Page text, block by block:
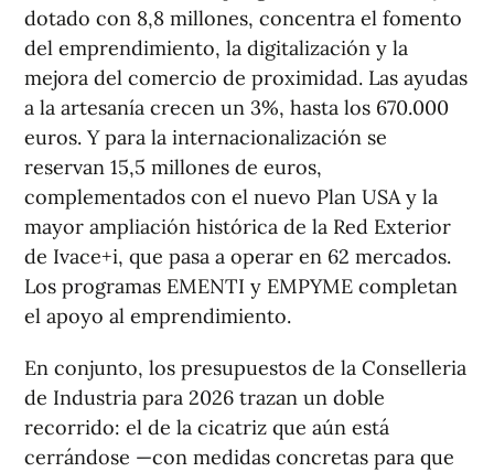
dotado con 8,8 millones, concentra el fomento
del emprendimiento, la digitalización y la
mejora del comercio de proximidad. Las ayudas
a la artesanía crecen un 3%, hasta los 670.000
euros. Y para la internacionalización se
reservan 15,5 millones de euros,
complementados con el nuevo Plan USA y la
mayor ampliación histórica de la Red Exterior
de Ivace+i, que pasa a operar en 62 mercados.
Los programas EMENTI y EMPYME completan
el apoyo al emprendimiento.
En conjunto, los presupuestos de la Conselleria
de Industria para 2026 trazan un doble
recorrido: el de la cicatriz que aún está
cerrándose —con medidas concretas para que